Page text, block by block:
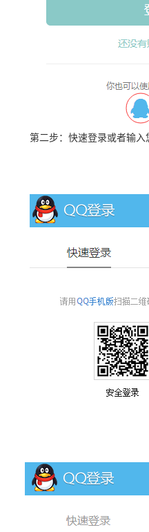
第二步：快速登录或者输入